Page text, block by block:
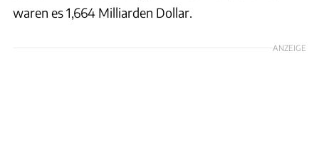
waren es 1,664 Milliarden Dollar.
ANZEIGE